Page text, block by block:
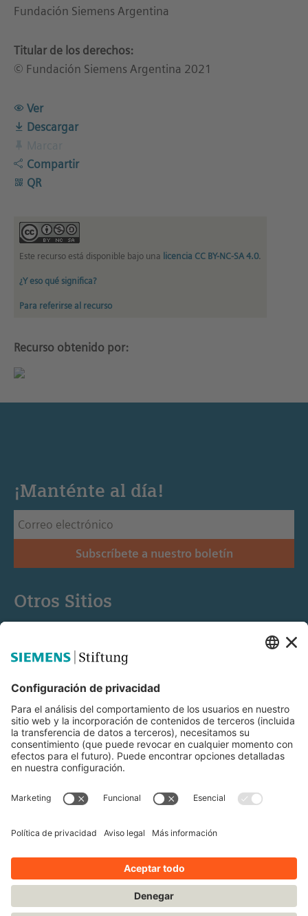
Fundación Siemens Argentina
Titular de los derechos:
© Fundación Siemens Argentina 2021
Ver
Descargar
Compartir
QR
Este recurso está disponible bajo una licencia CC BY-NC-SA 4.0.
¿Y eso qué significa?
Para referirse al recurso
Recurso obtenido por:
¡Manténte al día!
Subscríbete a nuestro boletín
Otros Sitios
Educación STEM
Mediaportal
© Siemens Stiftung 2025
Condiciones de uso